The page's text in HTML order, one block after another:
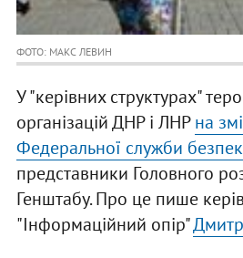
ФОТО: МАКС ЛЕВИН
У "керівних структурах"
організацій ДНР і ЛНРна
Федеральної служби
представники Головного
Генштабу. Про це пише
"Інформаційний опір"